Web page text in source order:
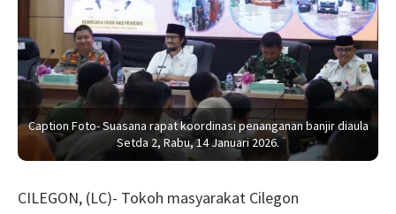
Caption Foto- Suasana rapat koordinasi penanganan banjir diaula
Setda 2, Rabu, 14 Januari 2026.
CILEGON, (LC)- Tokoh masyarakat Cilegon